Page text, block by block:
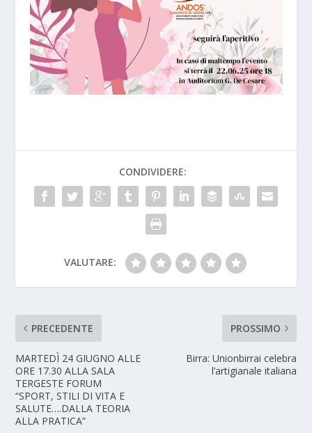
CONDIVIDERE:
VALUTARE:
PRECEDENTE
MARTEDÌ 24 GIUGNO ALLE
ORE 17.30 ALLA SALA
TERGESTE FORUM
“SPORT, STILI DI VITA E
SALUTE….DALLA TEORIA
ALLA PRATICA”
PROSSIMO
Birra: Unionbirrai celebra
l’artigianale italiana